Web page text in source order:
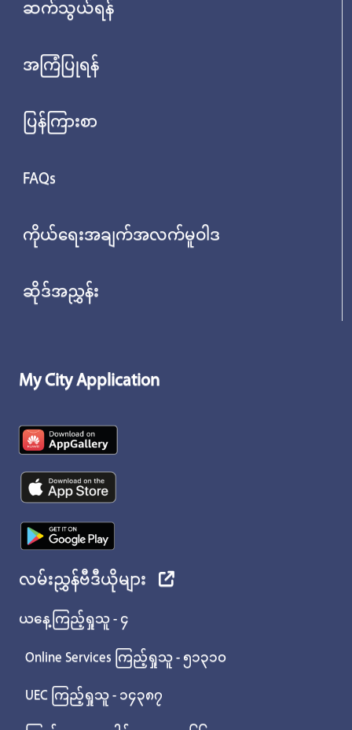
ဆက်သွယ်ရန်
အကြံပြုရန်
ပြန်ကြားစာ
FAQs
ကိုယ်ရေးအချက်အလက်မူဝါဒ
ဆိုဒ်အညွှန်း
My City Application
လမ်းညွှန်ဗီဒီယိုများ
ယနေ့ကြည့်ရှုသူ - ၄
Online Services ကြည့်ရှုသူ - ၅၁၃၁၀
UEC ကြည့်ရှုသူ - ၁၄၃၈၇